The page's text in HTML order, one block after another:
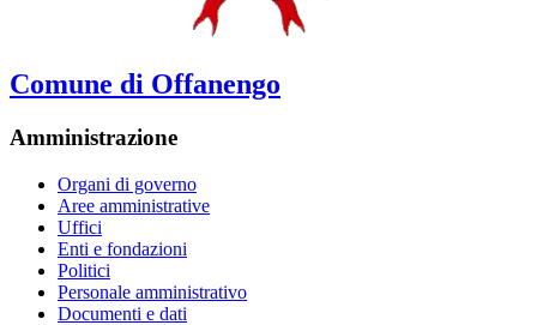
Comune di Offanengo
Amministrazione
Organi di governo
Aree amministrative
Uffici
Enti e fondazioni
Politici
Personale amministrativo
Documenti e dati